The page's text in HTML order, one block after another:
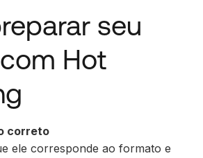
seu
Hot
correto
ele corresponde ao formato e